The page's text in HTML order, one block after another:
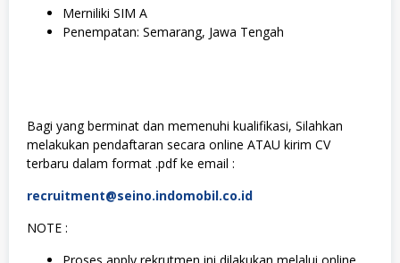
Merniliki SIM A
Penempatan: Semarang, Jawa Tengah
Bagi yang berminat dan memenuhi kualifikasi, Silahkan
melakukan pendaftaran secara online ATAU kirim CV
terbaru dalam format .pdf ke email :
recruitment@seino.indomobil.co.id
NOTE :
Proses apply rekrutmen ini dilakukan melalui online